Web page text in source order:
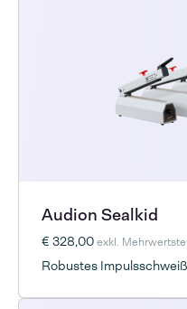
Audion Sealkid
€ 328,00exkl.
Robustes